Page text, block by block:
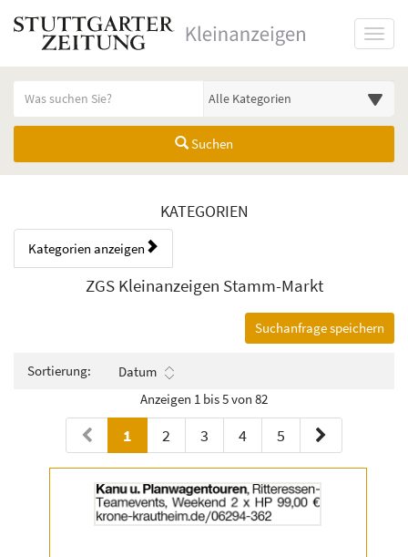
Suchen
Kategorien & Anzeigen
KATEGORIEN
Kategorien anzeigen
Bedienhinweis: Navigieren Sie mit Tab (Shift+Tab zurück). Drücken
Rubrik:
ZGS Kleinanzeigen Stamm-Markt
Suchanfrage speichern
Sortierung:
Datum
Anzeigen 1 bis 5 von 82
1 2 3 4 5
der
Anzeige